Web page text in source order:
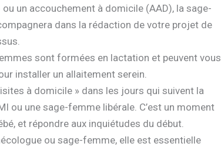
un accouchement à domicile (AAD), la sage-
dans la rédaction de votre projet de
sont formées en lactation et peuvent vous
installer un allaitement serein.
à domicile » dans les jours qui suivent la
ou une sage-femme libérale. C’est un moment
et répondre aux inquiétudes du début.
ou sage-femme, elle est essentielle